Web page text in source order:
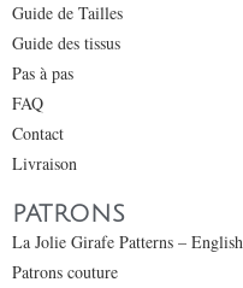
Guide de Tailles
Guide des tissus
Pas à pas
FAQ
Contact
Livraison
PATRONS
La Jolie Girafe Patterns – English
Patrons couture